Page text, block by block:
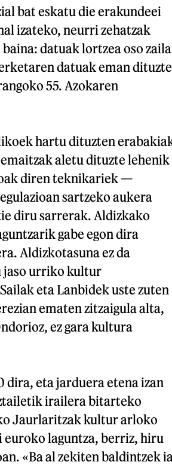
bat eskatu die erakundeei
izateko, neurri zehatzak
datuak lortzea oso zaila
datuak eman
55. Azokaren
hartu dituzten
aletu dituzte lehenik
diren teknikariek —
sartzeko aukera
diru sarrerak. Aldizkako
gabe egon dira
Aldizkotasuna ez da
jaso urriko kultur
eta Lanbidek uste zuten
ematen zitzaigula alta,
ez gara kultura
eta jarduera etena izan
irailera bitarteko
Jaurlaritzak kultur arloko
laguntza, berriz, hiru
«Ba al zekiten baldintzek